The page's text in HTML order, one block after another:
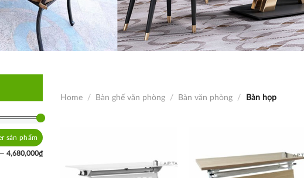
price
price
4,680,000₫
Home / Bàn ghế văn phòng / Bàn văn phòng / Bàn họp
Thích Thích